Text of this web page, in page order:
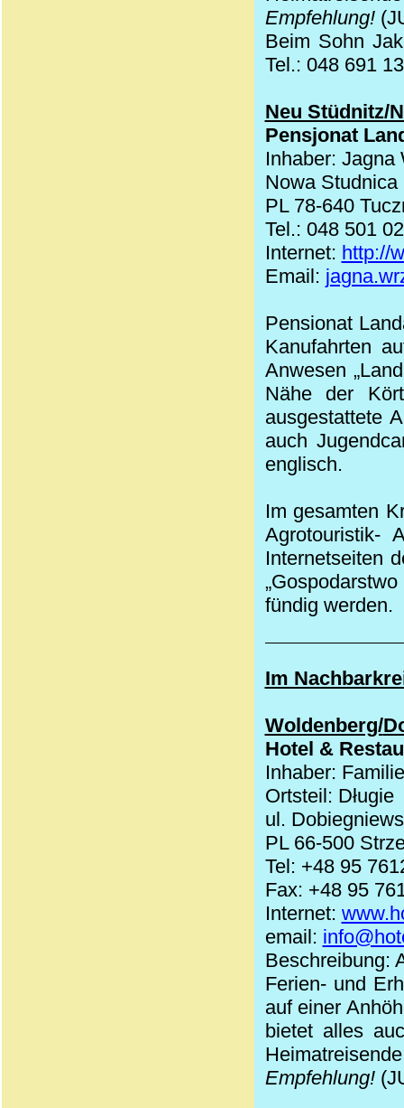
Empfehlung!
Beim Sohn
Tel.: 048 691
Neu Stüdnitz/
Pensjonat
Inhaber: Jagna
Nowa Studnica
PL 78-640
Tel.: 048 501
Internet: http://
Email:
Pensionat
Kanufahrten
Anwesen
Nähe der
ausgestattete
auch
englisch.
Im gesamten
Agrotouristik-
Internetseiten
„
fündig werden.
Im
Woldenberg/
Hotel &
Inhaber:
Ortsteil: Długie
ul.
PL 66-500
Tel: +48 95
Fax: +48 95
Internet:
email:
Beschreibung:
Ferien- und
auf einer
bietet alles
Empfehlung!